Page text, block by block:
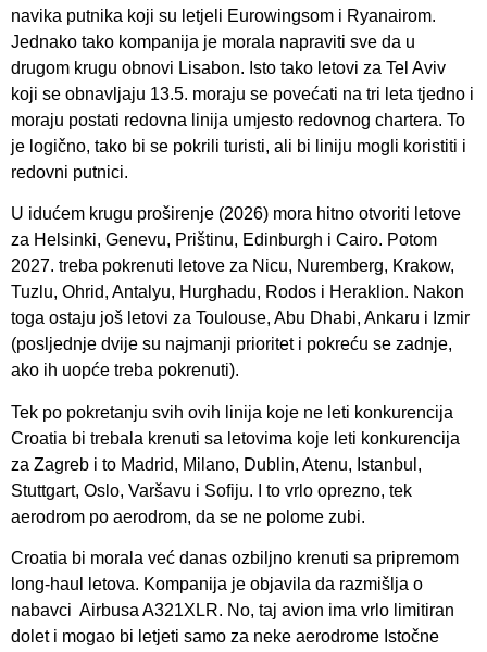
navika putnika koji su letjeli Eurowingsom i Ryanairom.
Jednako tako kompanija je morala napraviti sve da u
drugom krugu obnovi Lisabon. Isto tako letovi za Tel Aviv
koji se obnavljaju 13.5. moraju se povećati na tri leta tjedno i
moraju postati redovna linija umjesto redovnog chartera. To
je logično, tako bi se pokrili turisti, ali bi liniju mogli koristiti i
redovni putnici.
U idućem krugu proširenje (2026) mora hitno otvoriti letove
za Helsinki, Genevu, Prištinu, Edinburgh i Cairo. Potom
2027. treba pokrenuti letove za Nicu, Nuremberg, Krakow,
Tuzlu, Ohrid, Antalyu, Hurghadu, Rodos i Heraklion. Nakon
toga ostaju još letovi za Toulouse, Abu Dhabi, Ankaru i Izmir
(posljednje dvije su najmanji prioritet i pokreću se zadnje,
ako ih uopće treba pokrenuti).
Tek po pokretanju svih ovih linija koje ne leti konkurencija
Croatia bi trebala krenuti sa letovima koje leti konkurencija
za Zagreb i to Madrid, Milano, Dublin, Atenu, Istanbul,
Stuttgart, Oslo, Varšavu i Sofiju. I to vrlo oprezno, tek
aerodrom po aerodrom, da se ne polome zubi.
Croatia bi morala već danas ozbiljno krenuti sa pripremom
long-haul letova. Kompanija je objavila da razmišlja o
nabavci Airbusa A321XLR. No, taj avion ima vrlo limitiran
dolet i mogao bi letjeti samo za neke aerodrome Istočne